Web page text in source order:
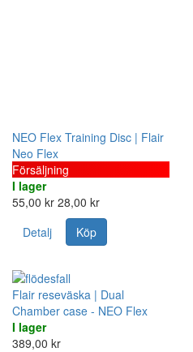
NEO Flex Training Disc | Flair
Neo Flex
Försäljning
I lager
55,00 kr 28,00 kr
Detalj
Köp
Flair reseväska | Dual
Chamber case - NEO Flex
I lager
389,00 kr